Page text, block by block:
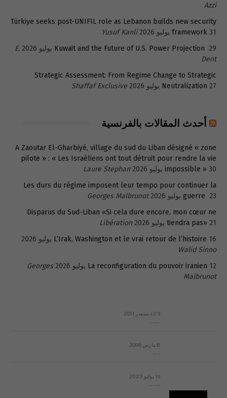
Azzi
Türkiye seeks post-UNIFIL role as Lebanon builds new security
framework 31 يوليو 2026
Yusuf Kanli
Kuwait and the Future of U.S. Power Projection 29 يوليو 2026
E.
Dent
Strategic Assessment: From Regime Change to Strategic
Neutralization 27 يوليو 2026 Shaffaf Exclusive
أحدث المقالات بالفرنسية
A Zaoutar El-Gharbiyé, village du sud du Liban désigné « zone
pilote » : « Les Israéliens ont tout détruit pour rendre la vie
impossible » 30 يوليو 2026
Laure Stephan
Les durs du régime imposent leur tempo pour continuer la
guerre 23 يوليو 2026
Georges Malbrunot
Disparus du Sud-Liban «Si cela dure encore, mon cœur ne
tiendra pas» 21 يوليو 2026
Libération
L’Irak, Washington et le vrai retour de l’histoire 16 يوليو 2026
Walid Sinno
La reconfiguration du pouvoir iranien 12 يوليو 2026
Georges
Malbrunot
23 ديسمبر 2011
8 مارس 2008
19 يوليو 2023